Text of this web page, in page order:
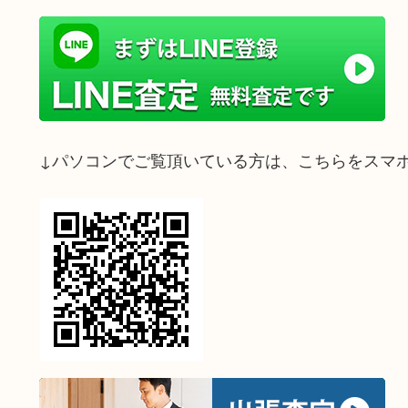
↓パソコンでご覧頂いている方は、こちらをスマ